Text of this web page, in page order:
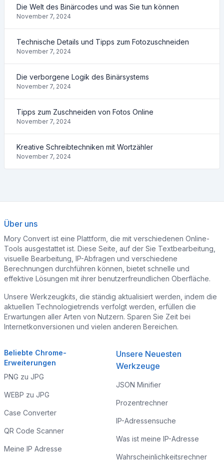
Die Welt des Binärcodes und was Sie tun können
November 7, 2024
Technische Details und Tipps zum Fotozuschneiden
November 7, 2024
Die verborgene Logik des Binärsystems
November 7, 2024
Tipps zum Zuschneiden von Fotos Online
November 7, 2024
Kreative Schreibtechniken mit Wortzähler
November 7, 2024
Über uns
Mory Convert ist eine Plattform, die mit verschiedenen Online-
Tools ausgestattet ist. Diese Seite, auf der Sie Textbearbeitung,
visuelle Bearbeitung, IP-Abfragen und verschiedene
Berechnungen durchführen können, bietet schnelle und
effektive Lösungen mit ihrer benutzerfreundlichen Oberfläche.
Unsere Werkzeugkits, die ständig aktualisiert werden, indem die
aktuellen Technologietrends verfolgt werden, erfüllen die
Erwartungen aller Arten von Nutzern. Sparen Sie Zeit bei
Internetkonversionen und vielen anderen Bereichen.
Beliebte Chrome-
Erweiterungen
PNG zu JPG
WEBP zu JPG
Case Converter
QR Code Scanner
Meine IP Adresse
Unsere Neuesten
Werkzeuge
JSON Minifier
Prozentrechner
IP-Adressensuche
Was ist meine IP-Adresse
Wahrscheinlichkeitsrechner